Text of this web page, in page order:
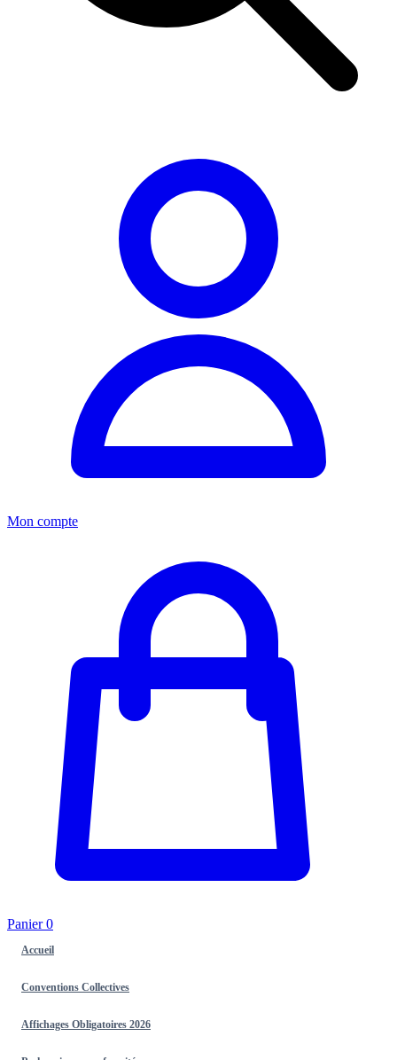
Mon compte
Panier0
Accueil
Conventions Collectives
Affichages Obligatoires 2026